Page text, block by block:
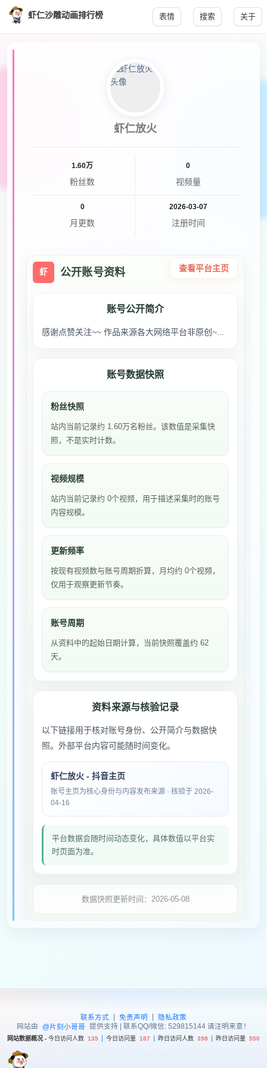
虾仁沙雕动画排行榜 表情 搜索 关于
虾仁放火
1.60万
粉丝数
0
视频量
0
月更数
2026-03-07
注册时间
虾 公开账号资料 查看平台主页
账号公开简介
感谢点赞关注~~️ 作品来源各大网络平台非原创~...
账号数据快照
粉丝快照
站内当前记录约 1.60万名粉丝。该数值是采集快
照，不是实时计数。
视频规模
站内当前记录约 0个视频，用于描述采集时的账号
内容规模。
更新频率
按现有视频数与账号周期折算，月均约 0个视频，
仅用于观察更新节奏。
账号周期
从资料中的起始日期计算，当前快照覆盖约 62
天。
资料来源与核验记录
以下链接用于核对账号身份、公开简介与数据快
照。外部平台内容可能随时间变化。
虾仁放火 - 抖音主页
账号主页为核心身份与内容发布来源 · 核验于 2026-
04-16
平台数据会随时间动态变化，具体数值以平台实
时页面为准。
数据快照更新时间：2026-05-08
联系方式 | 免责声明 |
隐私政策
网站由
@片刻小哥哥 提供支持 | 联系QQ/微信: 529815144 请注明来意！
网站数据概况 - 今日访问人数 135 今日访问量 187 昨日访问人数 398 昨日访问量 550